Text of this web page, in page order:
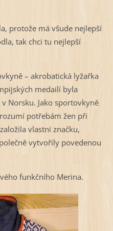
protože má všude nejlepší
tak chci tu nejlepší
– akrobatická lyžařka
medailí byla
Norsku. Jako sportovkyně
potřebám žen při
vlastní značku,
vytvořily povedenou
funkčního Merina.